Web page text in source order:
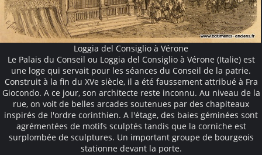
Loggia del Consiglio à Vérone
Le Palais du Conseil ou Loggia del Consiglio à Vérone (Italie) est
une loge qui servait pour les séances du Conseil de la patrie.
Construit à la fin du XVe siècle, il a été faussement attribué à Fra
Giocondo. A ce jour, son architecte reste inconnu. Au niveau de la
rue, on voit de belles arcades soutenues par des chapiteaux
inspirés de l'ordre corinthien. A l'étage, des baies géminées sont
agrémentées de motifs sculptés tandis que la corniche est
surplombée de sculptures. Un important groupe de bourgeois
stationne devant la porte.